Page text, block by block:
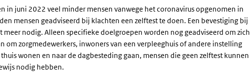
in juni 2022 veel minder mensen vanwege het coronavirus opgenomen in
mensen geadviseerd bij klachten een zelftest te doen. Een bevestiging bij
meer nodig. Alleen specifieke doelgroepen worden nog geadviseerd om zich
om zorgmedewerkers, inwoners van een verpleeghuis of andere instelling
wonen en naar de dagbesteding gaan, mensen die geen zelftest kunnen
nodig hebben.